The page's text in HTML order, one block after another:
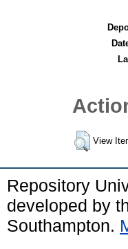
View
Repository
developed by
Southampton.